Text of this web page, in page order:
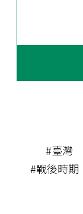
#臺灣
#戰後時期